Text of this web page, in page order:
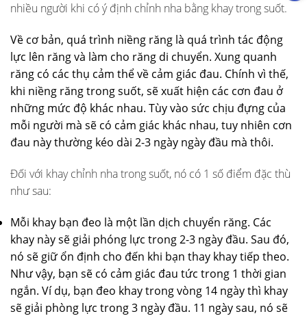
nhiều người khi có ý định chỉnh nha bằng khay trong suốt.
Về cơ bản, quá trình niềng răng là quá trình tác động
lực lên răng và làm cho răng di chuyển. Xung quanh
răng có các thụ cảm thể về cảm giác đau. Chính vì thế,
khi niềng răng trong suốt, sẽ xuất hiện các cơn đau ở
những mức độ khác nhau. Tùy vào sức chịu đựng của
mỗi người mà sẽ có cảm giác khác nhau, tuy nhiên cơn
đau này thường kéo dài 2-3 ngày ngày đầu mà thôi.
Đối với khay chỉnh nha trong suốt, nó có 1 số điểm đặc thù
như sau:
Mỗi khay bạn đeo là một lần dịch chuyển răng. Các
khay này sẽ giải phóng lực trong 2-3 ngày đầu. Sau đó,
nó sẽ giữ ổn định cho đến khi bạn thay khay tiếp theo.
Như vậy, bạn sẽ có cảm giác đau tức trong 1 thời gian
ngắn. Ví dụ, bạn đeo khay trong vòng 14 ngày thì khay
sẽ giải phòng lực trong 3 ngày đầu. 11 ngày sau, nó sẽ